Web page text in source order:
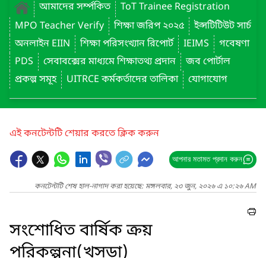
আমাদের সর্ম্পকিত
ToT Trainee Registration
MPO Teacher Verify
শিক্ষা জরিপ ২০২৫
ইন্সটিটিউট সার্চ
অনলাইন EIIN
শিক্ষা পরিসংখ্যান রিপোর্ট IEIMS
গবেষণা
PDS
সেবাবক্সের মাধ্যমে শিক্ষাতথ্য প্রদান
জব পোর্টাল
প্রকল্প সমূহ
UITRCE কর্মকর্তাদের তালিকা যোগাযোগ
এই কনটেন্টটি শেয়ার করতে ক্লিক করুন
আপনার মতামত প্রদান করুন
কনটেন্টটি শেষ হাল-নাগাদ করা হয়েছে: মঙ্গলবার, ২৩ জুন, ২০২৬ এ ১০:২৬ AM
সংশোধিত বার্ষিক ক্রয়
পরিকল্পনা(খসড়া)